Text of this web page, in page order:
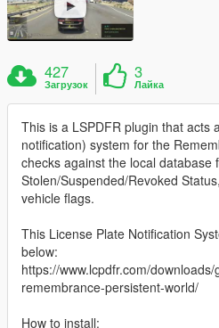
427
Загрузок
3
Лайка
This is a LSPDFR plugin that acts
notification) system for the
checks against the local database
Stolen/Suspended/Revoked
vehicle flags.
This License Plate Notification
below:
https://www.lcpdfr.com/
remembrance-persistent-world/
How to install: